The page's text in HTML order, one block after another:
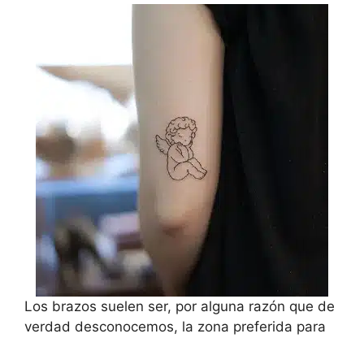
Los brazos suelen ser, por alguna razón que de
verdad desconocemos, la zona preferida para